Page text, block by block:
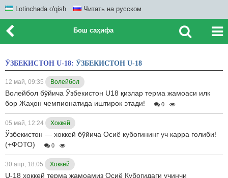
Lotinchada o'qish Читать на русском
Бош саҳифа
ЎЗБЕКИСТОН U-18: ЎЗБЕКИСТОН U-18
12 май, 09:35 Волейбол
Волейбол бўйича Ўзбекистон U18 қизлар терма жамоаси илк
бор Жаҳон чемпионатида иштирок этади!
0
05 май, 12:24 Хоккей
Ўзбекистон — хоккей бўйича Осиё кубогининг уч карра ғолиби!
(+ФОТО)
0
30 апр, 18:05 Хоккей
U-18 хоккей терма жамоамиз Осиё Кубогидаги учинчи